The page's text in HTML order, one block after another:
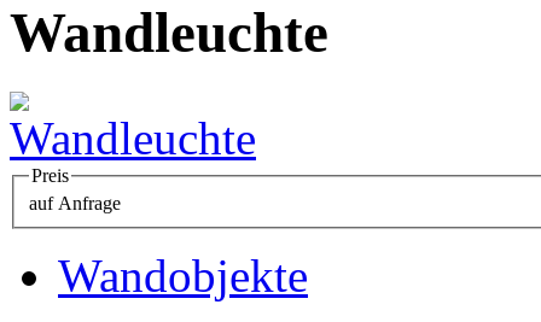
Wandleuchte
Preis
auf Anfrage
Wandobjekte